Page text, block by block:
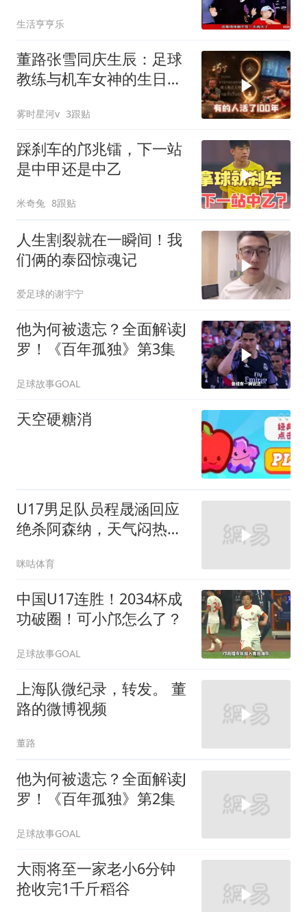
生活亨亨乐
董路张雪同庆生辰：足球
教练与机车女神的生日奇
雾时星河v 3跟贴
踩刹车的邝兆镭，下一站
是中甲还是中乙
米奇兔 8跟贴
人生割裂就在一瞬间！我
们俩的泰囧惊魂记
爱足球的谢宇宁
他为何被遗忘？全面解读J
罗！《百年孤独》第3集
足球故事GOAL
天空硬糖消
U17男足队员程晟涵回应
绝杀阿森纳，天气闷热不
了
咪咕体育
中国U17连胜！2034杯成
功破圈！可小邝怎么了？
足球故事GOAL
上海队微纪录，转发。 董
路的微博视频
董路
他为何被遗忘？全面解读J
罗！《百年孤独》第2集
足球故事GOAL
大雨将至一家老小6分钟
抢收完1千斤稻谷